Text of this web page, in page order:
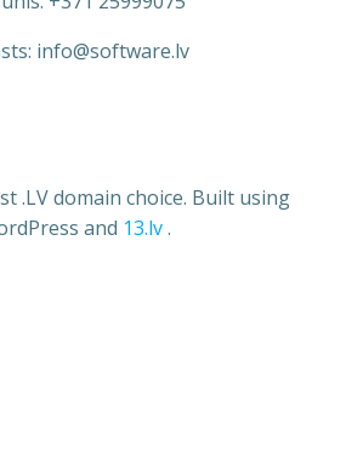
info@software.lv
.LV domain choice. Built using
and 13.lv.